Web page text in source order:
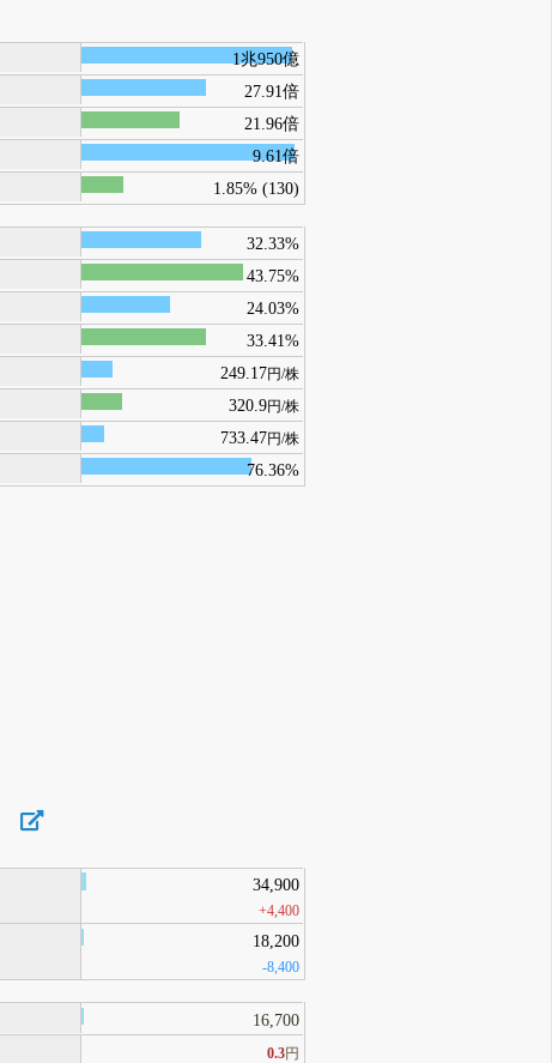
1兆950億
27.91倍
21.96倍
9.61倍
1.85% (130)
32.33%
43.75%
24.03%
33.41%
249.17円/株
320.9円/株
733.47円/株
76.36%
34,900
+4,400
18,200
-8,400
16,700
0.3円